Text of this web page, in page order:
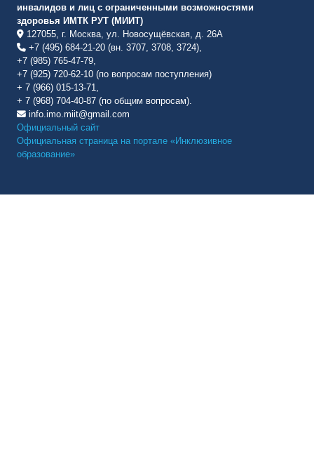
инвалидов и лиц с ограниченными возможностями
здоровья ИМТК РУТ (МИИТ)
127055, г. Москва, ул. Новосущёвская, д. 26А
+7 (495) 684-21-20 (вн. 3707, 3708, 3724),
+7 (985) 765-47-79,
+7 (925) 720-62-10 (по вопросам поступления)
+ 7 (966) 015-13-71,
+ 7 (968) 704-40-87 (по общим вопросам).
info.imo.miit@gmail.com
Официальный сайт
Официальная страница на портале «Инклюзивное
образование»